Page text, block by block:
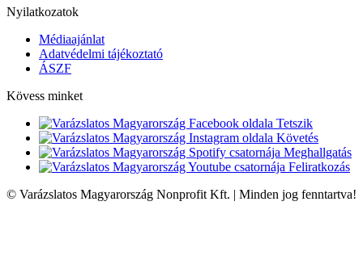
Nyilatkozatok
Médiaajánlat
Adatvédelmi tájékoztató
ÁSZF
Kövess minket
Tetszik
Követés
Meghallgatás
Feliratkozás
© Varázslatos Magyarország Nonprofit Kft. | Minden jog fenntartva!